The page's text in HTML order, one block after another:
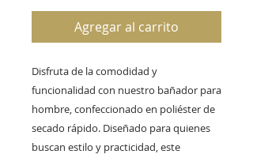
Agregar al carrito
Disfruta de la comodidad y
funcionalidad con nuestro bañador para
hombre, confeccionado en poliéster de
secado rápido. Diseñado para quienes
buscan estilo y practicidad, este